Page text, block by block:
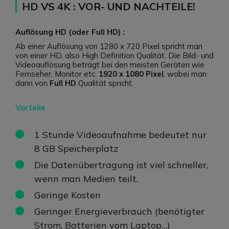
HD VS 4K : VOR- UND NACHTEILE!
Auflösung HD (oder Full HD) :
Ab einer Auflösung von 1280 x 720 Pixel spricht man
von einer HD, also High Definition Qualität. Die Bild- und
Videoauflösung beträgt bei den meisten Geräten wie
Fernseher, Monitor etc. 1920 x 1080 Pixel, wobei man
dann von Full HD Qualität spricht.
Vorteile
1 Stunde Videoaufnahme bedeutet nur
8 GB Speicherplatz
Die Datenübertragung ist viel schneller,
wenn man Medien teilt.
Geringe Kosten
Geringer Energieverbrauch (benötigter
Strom, Batterien vom Laptop…)